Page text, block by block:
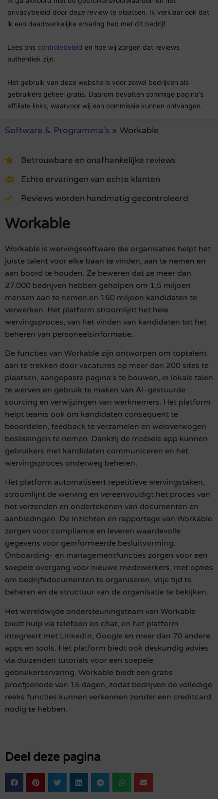
privacybeleid door deze review te plaatsen. Ik verklaar ook dat
ik een daadwerkelijke ervaring heb met dit bedrijf.
Lees ons controlebeleid en hoe wij zorgen dat reviews
authentiek zijn.
Het gebruik van deze website is voor zowel bedrijven als
gebruikers geheel gratis. Daarom bevatten sommige pagina's
affiliate links, waarvoor wij een commissie kunnen ontvangen.
Software & Programma's » Workable
Betrouwbare en onafhankelijke reviews
Echte ervaringen van echte klanten
Reviews worden handmatig gecontroleerd
Workable
Workable is wervingssoftware die organisaties helpt het
juiste talent voor elke baan te vinden, aan te nemen en
aan boord te houden. Ze beweren dat ze meer dan
27.000 bedrijven hebben geholpen om 1,5 miljoen
mensen aan te nemen en 160 miljoen kandidaten te
verwerken. Het platform stroomlijnt het hele
wervingsproces, van het vinden van kandidaten tot het
beheren van personeelsinformatie.
De functies van Workable zijn ontworpen om toptalent
aan te trekken door vacatures op meer dan 200 sites te
plaatsen, aangepaste pagina’s te bouwen, in lokale talen
te werven en gebruik te maken van AI-gestuurde
sourcing en verwijzingen van werknemers. Het platform
helpt teams ook om kandidaten consequent te
beoordelen, feedback te verzamelen en weloverwogen
beslissingen te nemen. Dankzij de mobiele app kunnen
gebruikers met kandidaten communiceren en het
wervingsproces onderweg beheren.
Het platform automatiseert repetitieve wervingstaken,
stroomlijnt de werving en vereenvoudigt het proces van
het verzenden en ondertekenen van documenten en
aanbiedingen. De inzichten en rapportage van Workable
zorgen voor compliance en leveren waardevolle
gegevens voor geïnformeerde besluitvorming.
Onboarding- en managementfuncties zorgen voor een
soepele overgang voor nieuwe medewerkers, met opties
om bedrijfsdocumenten te organiseren, vrije tijd te
beheren en de structuur van de organisatie te bekijken.
Het wereldwijde ondersteuningsteam van Workable
biedt hulp via telefoon en chat, en het platform
integreert met LinkedIn, Google en meer dan 70 andere
apps en tools. Het platform biedt ook deskundig advies
via duizenden tutorials voor een soepele
gebruikerservaring. Workable biedt een gratis
proefperiode van 15 dagen, zodat bedrijven de volledige
reeks functies kunnen verkennen zonder een creditcard
nodig te hebben.
Deel deze pagina